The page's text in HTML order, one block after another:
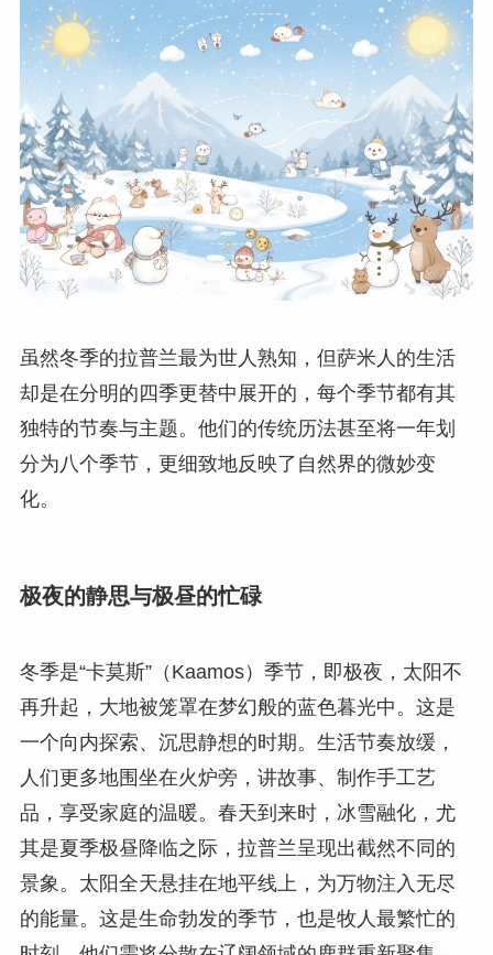
虽然冬季的拉普兰最为世人熟知，但萨米人的生活
却是在分明的四季更替中展开的，每个季节都有其
独特的节奏与主题。他们的传统历法甚至将一年划
分为八个季节，更细致地反映了自然界的微妙变
化。
极夜的静思与极昼的忙碌
冬季是“卡莫斯”（Kaamos）季节，即极夜，太阳不
再升起，大地被笼罩在梦幻般的蓝色暮光中。这是
一个向内探索、沉思静想的时期。生活节奏放缓，
人们更多地围坐在火炉旁，讲故事、制作手工艺
品，享受家庭的温暖。春天到来时，冰雪融化，尤
其是夏季极昼降临之际，拉普兰呈现出截然不同的
景象。太阳全天悬挂在地平线上，为万物注入无尽
的能量。这是生命勃发的季节，也是牧人最繁忙的